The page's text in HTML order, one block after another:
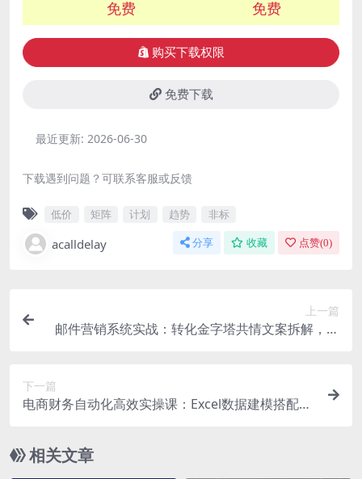
免费 免费
购买下载权限
免费下载
最近更新: 2026-06-30
下载遇到问题？可联系客服或反馈
低价 矩阵 计划 趋势 非标
acalldelay 分享 收藏 点赞(0)
上一篇
邮件营销系统实战：转化金字塔共情文案拆解，高
下一篇
电商财务自动化高效实操课：Excel数据建模搭配影
相关文章